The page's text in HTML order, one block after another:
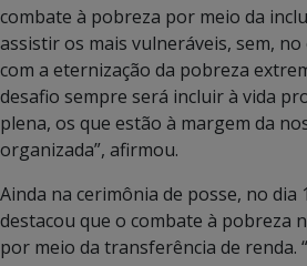
combate à pobreza por meio da
assistir os mais vulneráveis, sem,
com a eternização da pobreza
desafio sempre será incluir à vida
plena, os que estão à margem da
organizada”, afirmou.
Ainda na cerimônia de posse, no dia
destacou que o combate à pobreza
por meio da transferência de renda.